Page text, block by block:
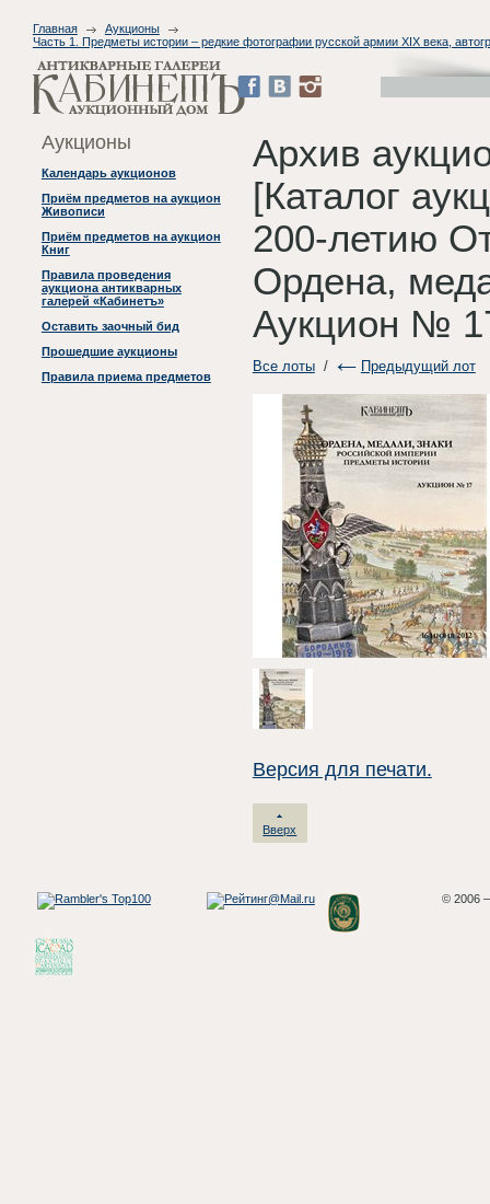
Главная
Аукционы
Часть 1. Предметы истории – редкие фотографии русской армии XIX века,
Аукционы
Календарь аукционов
Приём предметов на аукцион
Живописи
Приём предметов на аукцион
Книг
Правила проведения
аукциона антикварных
галерей «Кабинетъ»
Оставить заочный бид
Прошедшие аукционы
Правила приема предметов
Архив
[Каталог
200-летию
Ордена,
Аукцион №
Все лоты/ Предыдущий лот
Версия для печати.
Вверх
© 2006